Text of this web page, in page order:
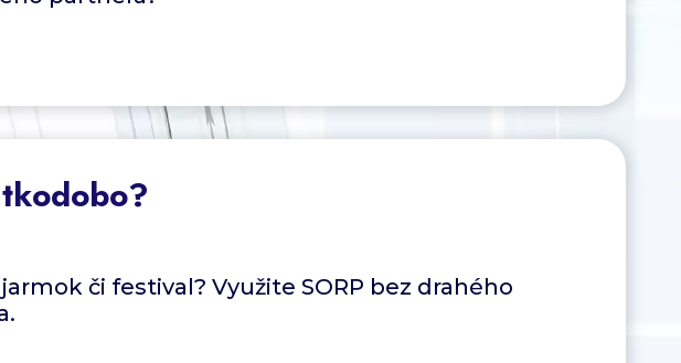
či festival? Využite SORP bez drahého